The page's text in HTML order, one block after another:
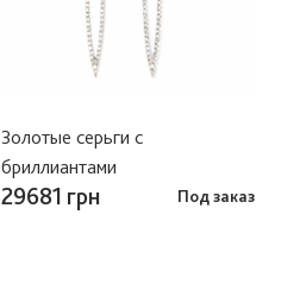
Золотые серьги с
бриллиантами
29681 грн Под заказ